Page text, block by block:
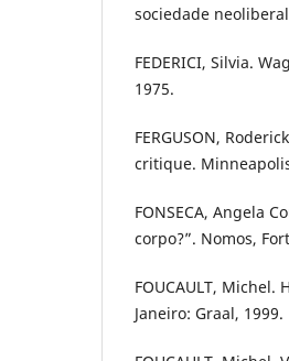
sociedade
FEDERICI, Silvia.
1975.
FERGUSON,
critique.
FONSECA, Angela
corpo?”. Nomos,
FOUCAULT,
Janeiro: Graal, 1999.